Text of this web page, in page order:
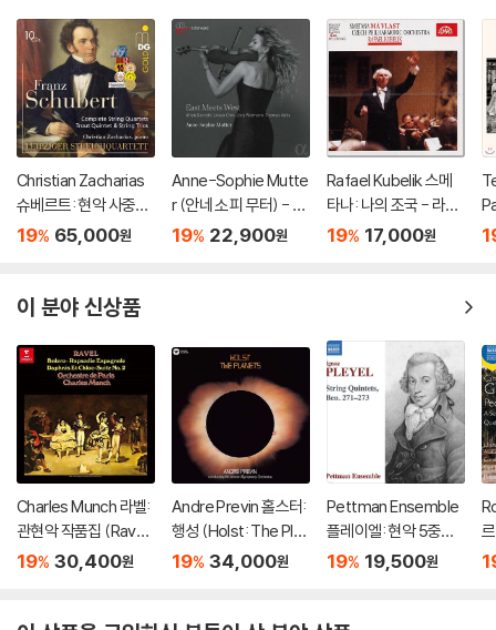
Christian Zacharias
슈베르트: 현악 사중주
전곡 외 (Schubert: C
& String Trios)
19% 65,000원
Anne-Sophie Mutte
r (안네 소피 무터) - Ea
st Meets West
19% 22,900원
Rafael Kubelik 스메
타나: 나의 조국 - 라파
엘 쿠벨릭 (Smetana:
19% 17,000원
이 분야 신상품
Charles Munch 라벨:
관현악 작품집 (Ravel:
Bolero) [UHQCD]
19% 30,400원
Andre Previn 홀스터:
행성 (Holst: The Plan
ets) [UHQCD]
19% 34,000원
Pettman Ensemble
플레이엘: 현악 5중주
작품집 (Pleyel: String
19% 19,500원